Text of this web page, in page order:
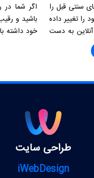
سنتی قبل را
را تغییر داده
آنلاین به دست
هم در اختیار
اگر شما
باشید و
خود داشته
شما به
برای
طراحی سایت
iWebDesign